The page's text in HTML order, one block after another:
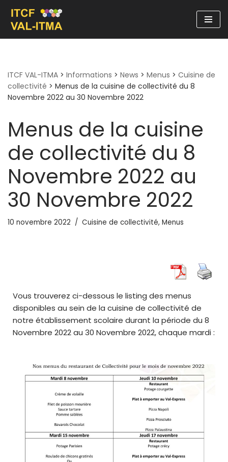
Aller
au
ITCF VAL-ITMA > Informations > News > Menus > Cuisine de
collectivité > Menus de la cuisine de collectivité du 8
Novembre 2022 au 30 Novembre 2022
Menus de la cuisine
de collectivité du 8
Novembre 2022 au
30 Novembre 2022
10 novembre 2022 Cuisine de collectivité, Menus
Vous trouverez ci-dessous le listing des menus
disponibles au sein de la cuisine de collectivité de
notre établissement scolaire durant la période du 8
Novembre 2022 au 30 Novembre 2022, chaque mardi :